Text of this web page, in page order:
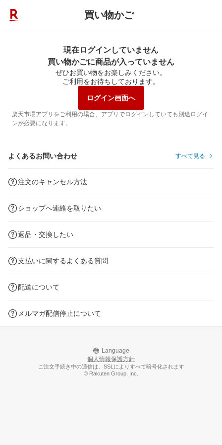
買い物かご
現在ログインしていません
買い物かごに商品が入っていません
ぜひお買い物をお楽しみください。
ご利用をお待ちしております。
ログイン画面へ
楽天市場アプリをご利用の場合、アプリでログインしていても別途ログイ
ンが必要になります。
よくあるお問い合わせ すべて見る
注文のキャンセル方法
ショップへ連絡を取りたい
返品・交換したい
支払いに関するよくある質問
配送について
メルマガ配信停止について
Language
個人情報保護方針
ご注文手続き中の通信は、SSLによりすべて暗号化されます
© Rakuten Group, Inc.